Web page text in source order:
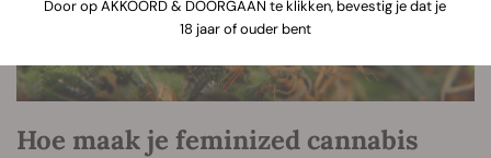
Hoe maak je feminized cannabis
Door op AKKOORD & DOORGAAN te klikken, bevestig je dat je
18 jaar of ouder bent